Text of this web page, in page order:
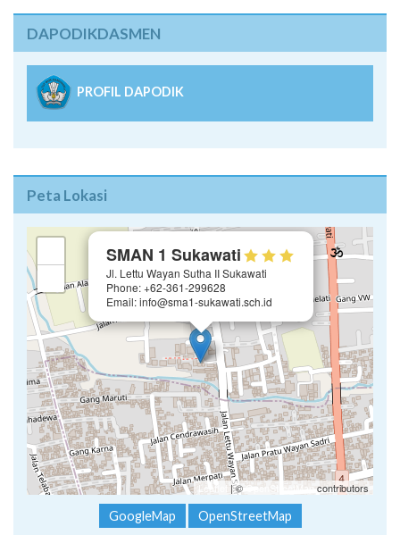
DAPODIKDASMEN
PROFIL DAPODIK
Peta Lokasi
SMAN 1 Sukawati
Jl. Lettu Wayan Sutha II Sukawati
Phone: +62-361-299628
Email: info@sma1-sukawati.sch.id
Leaflet | ©OpenStreetMap contributors
GoogleMap OpenStreetMap